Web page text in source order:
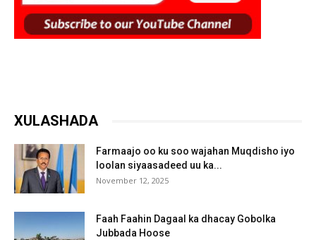
XULASHADA
Farmaajo oo ku soo wajahan Muqdisho iyo
loolan siyaasadeed uu ka...
November 12, 2025
Faah Faahin Dagaal ka dhacay Gobolka
Jubbada Hoose